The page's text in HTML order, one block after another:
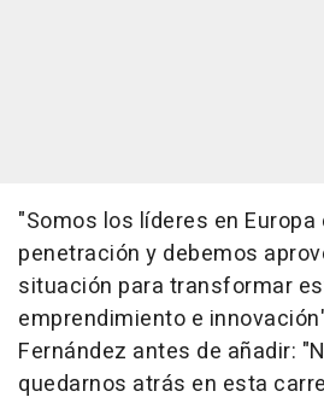
"Somos los líderes en
penetración y debemos
situación para transformar
emprendimiento e
Fernández antes de añadir:
quedarnos atrás en esta